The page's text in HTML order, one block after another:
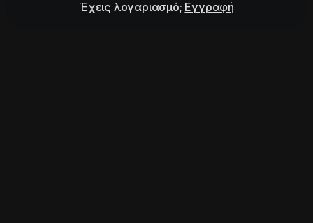
Έχεις λογαριασμό; Εγγραφή